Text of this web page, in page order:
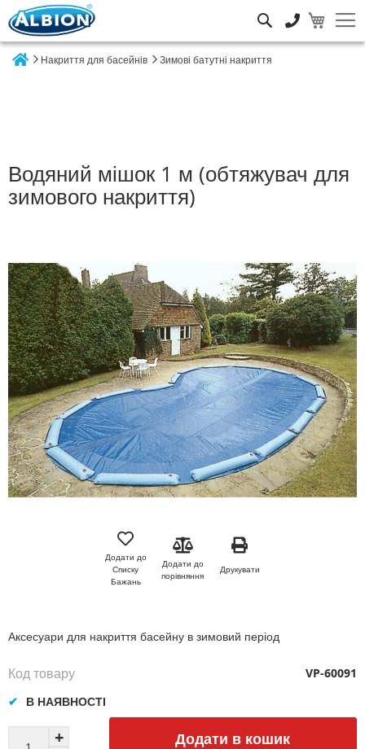
Накриття для басейнів Зимові батутні накриття
Водяний мішок 1 м (обтяжувач для
зимового накриття)
до
кінця
галереї
зображень
Додати до
Списку
Бажань
Додати до
порівняння
Друкувати
Аксесуари для накриття басейну в зимовий період
Додати в кошик
В НАЯВНОСТІ
Код товару VP-60091